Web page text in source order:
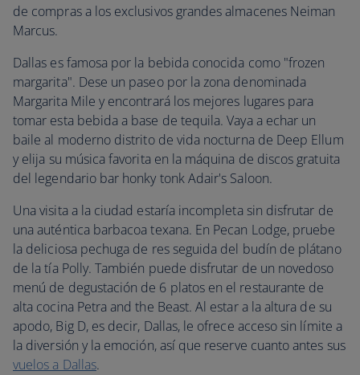
de compras a los exclusivos grandes almacenes Neiman
Marcus.
Dallas es famosa por la bebida conocida como "frozen
margarita". Dese un paseo por la zona denominada
Margarita Mile y encontrará los mejores lugares para
tomar esta bebida a base de tequila. Vaya a echar un
baile al moderno distrito de vida nocturna de Deep Ellum
y elija su música favorita en la máquina de discos gratuita
del legendario bar honky tonk Adair's Saloon.
Una visita a la ciudad estaría incompleta sin disfrutar de
una auténtica barbacoa texana. En Pecan Lodge, pruebe
la deliciosa pechuga de res seguida del budín de plátano
de la tía Polly. También puede disfrutar de un novedoso
menú de degustación de 6 platos en el restaurante de
alta cocina Petra and the Beast. Al estar a la altura de su
apodo, Big D, es decir, Dallas, le ofrece acceso sin límite a
la diversión y la emoción, así que reserve cuanto antes sus
vuelos a Dallas.